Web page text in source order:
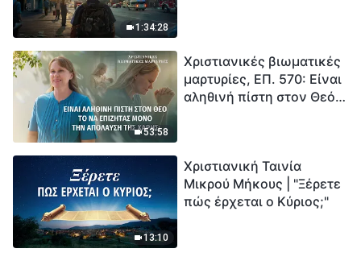
1:34:28
εξαφάνισης». Οι
καταστροφές χτυπούν.
Ξεκινά η αντίστροφη
53:58
Χριστιανικές βιωματικές
μαρτυρίες, ΕΠ. 570: Είναι
αληθινή πίστη στον Θεό
13:10
Χριστιανική Ταινία
Μικρού Μήκους | "Ξέρετε
πώς έρχεται ο Κύριος;"